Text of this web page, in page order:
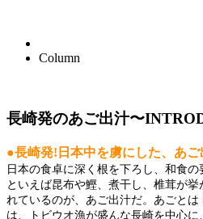
Column
長崎発のあご出汁〜
●長崎発!日本中を虜にした、あご
日本の食卓に深く根を下ろし、和食
といえば昆布や鰹、煮干し、椎茸が
れているのが、あご出汁だ。あごと
は、トビウオ漁が盛んな長崎を中心に